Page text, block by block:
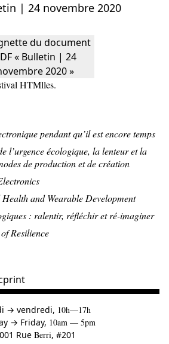
| 24 novembre 2020
HTMlles.
pendant qu’il est encore temps
l’urgence écologique, la lenteur et la
de production et de création
and Wearable Development
: ralentir, réfléchir et ré-imaginer
Resilience
→àvendredi, 10h—17h
→ to
Friday, 10am — 5pm
Rue Berri, #201